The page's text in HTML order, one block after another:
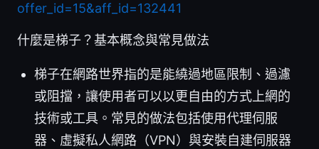
offer_id=15&aff_id=132441
什麼是梯子？基本概念與常見做法
梯子在網路世界指的是能繞過地區限制、過濾
或阻擋，讓使用者可以以更自由的方式上網的
技術或工具。常見的做法包括使用代理伺服
器、虛擬私人網路（VPN）與安裝自建伺服器